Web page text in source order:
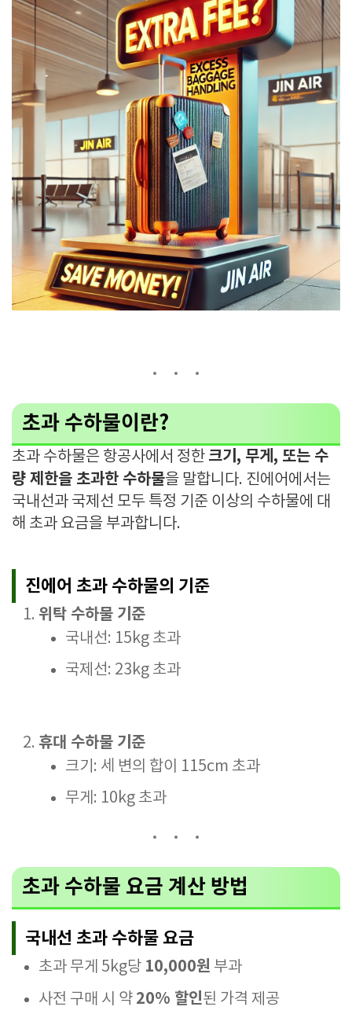
초과 수하물이란?
초과 수하물은 항공사에서 정한 크기, 무게, 또는 수
량 제한을 초과한 수하물을 말합니다. 진에어에서는
국내선과 국제선 모두 특정 기준 이상의 수하물에 대
해 초과 요금을 부과합니다.
진에어 초과 수하물의 기준
위탁 수하물 기준
국내선: 15kg 초과
국제선: 23kg 초과
휴대 수하물 기준
크기: 세 변의 합이 115cm 초과
무게: 10kg 초과
초과 수하물 요금 계산 방법
국내선 초과 수하물 요금
초과 무게 5kg당 10,000원 부과
사전 구매 시 약 20% 할인된 가격 제공